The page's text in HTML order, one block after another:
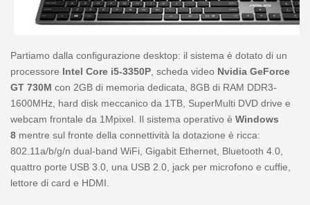
Partiamo dalla configurazione desktop: il sistema è dotato di un
processore Intel Core i5-3350P, scheda video Nvidia GeForce
GT 730M con 2GB di memoria dedicata, 8GB di RAM DDR3-
1600MHz, hard disk meccanico da 1TB, SuperMulti DVD drive e
webcam frontale da 1Mpixel. Il sistema operativo è Windows
8mentre sul fronte della connettività la dotazione è ricca:
802.11a/b/g/n dual-band WiFi, Gigabit Ethernet, Bluetooth 4.0,
quattro porte USB 3.0, una USB 2.0, jack per microfono e cuffie,
lettore di card e HDMI.